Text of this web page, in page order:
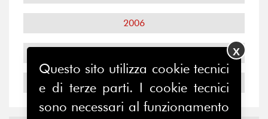
2006
2004
Questo sito utilizza cookie tecnici
e di terze parti. I cookie tecnici
sono necessari al funzionamento
X